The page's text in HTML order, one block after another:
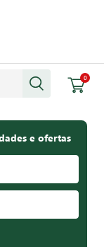
0
e ofertas